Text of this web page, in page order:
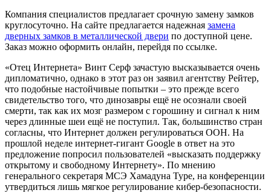
Компания специалистов предлагает срочную замену замков
круглосуточно. На сайте предлагается надежная замена
дверных замков в металлической двери по доступной цене.
Заказ можно оформить онлайн, перейдя по ссылке.
«Отец Интернета» Винт Серф зачастую высказывается очень
дипломатично, однако в этот раз он заявил агентству Рейтер,
что подобные настойчивые попытки – это прежде всего
свидетельство того, что динозавры ещё не осознали своей
смерти, так как их мозг размером с горошину и сигнал к ним
через длинные шеи ещё не поступил. Так, большинство стран
согласны, что Интернет должен регулироваться ООН. На
прошлой неделе интернет-гигант Google в ответ на это
предложение попросил пользователей «высказать поддержку
открытому и свободному Интернету». По мнению
генерального секретаря МСЭ Хамадуна Туре, на конференции
утвердиться лишь мягкое регулирование кибер-безопасности.